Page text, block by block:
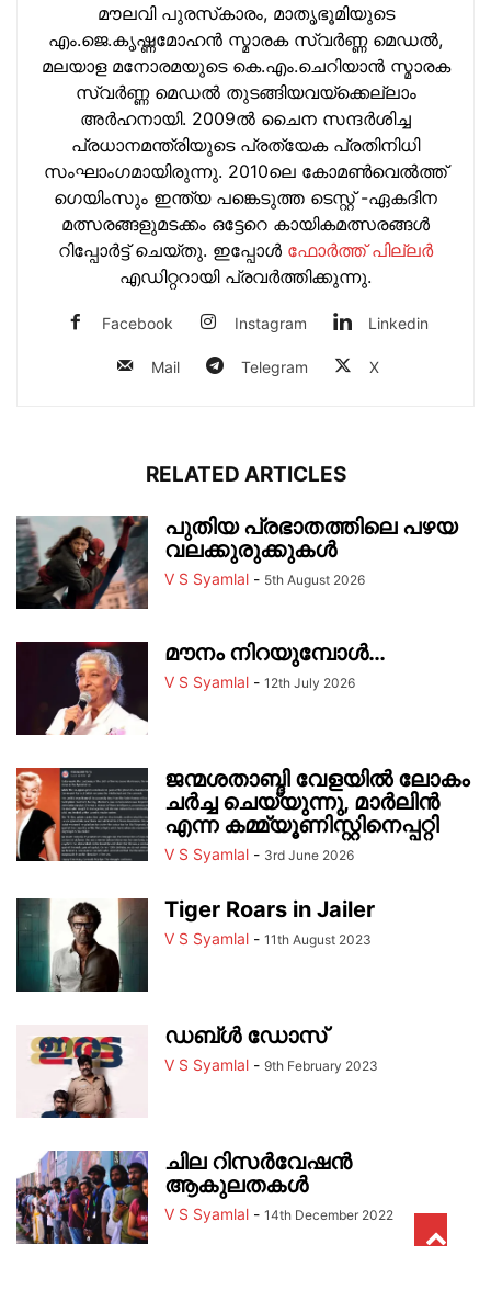
മൗലവി പുരസ്‌കാരം, മാതൃഭൂമിയുടെ
എം.ജെ.കൃഷ്ണമോഹന്‍ സ്മാരക സ്വര്‍ണ്ണ മെഡല്‍,
മലയാള മനോരമയുടെ കെ.എം.ചെറിയാന്‍ സ്മാരക
സ്വര്‍ണ്ണ മെഡല്‍ തുടങ്ങിയവയ്‌ക്കെല്ലാം
അര്‍ഹനായി. 2009ല്‍ ചൈന സന്ദര്‍ശിച്ച
പ്രധാനമന്ത്രിയുടെ പ്രത്യേക പ്രതിനിധി
സംഘാംഗമായിരുന്നു. 2010ലെ കോമണ്‍വെല്‍ത്ത്
ഗെയിംസും ഇന്ത്യ പങ്കെടുത്ത ടെസ്റ്റ് -ഏകദിന
മത്സരങ്ങളുമടക്കം ഒട്ടേറെ കായികമത്സരങ്ങള്‍
റിപ്പോര്‍ട്ട് ചെയ്തു. ഇപ്പോള്‍ ഫോ‍ർത്ത് പില്ല‍ർ
എഡിറ്ററായി പ്രവ‍ർത്തിക്കുന്നു.
Facebook Instagram Linkedin
Mail Telegram X
RELATED ARTICLES
പുതിയ പ്രഭാതത്തിലെ പഴയ
വലക്കുരുക്കുകൾ
V S Syamlal - 5th August 2026
മൗനം നിറയുമ്പോൾ…
V S Syamlal - 12th July 2026
ജന്മശതാബ്ദി വേളയിൽ ലോകം
ചർച്ച ചെയ്യുന്നു, മാർലിൻ
എന്ന കമ്മ്യൂണിസ്റ്റിനെപ്പറ്റി
V S Syamlal - 3rd June 2026
Tiger Roars in Jailer
V S Syamlal - 11th August 2023
ഡബ്ൾ ഡോസ്
V S Syamlal - 9th February 2023
ചില റിസർവേഷൻ
ആകുലതകൾ
V S Syamlal - 14th December 2022